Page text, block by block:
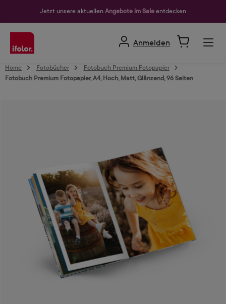
Jetzt unsere aktuellen Angebote im Sale entdecken
Anmelden
Home Fotobücher
Fotobuch Premium Fotopapier
Fotobuch Premium Fotopapier, A4, Hoch, Matt, Glänzend, 96 Seiten